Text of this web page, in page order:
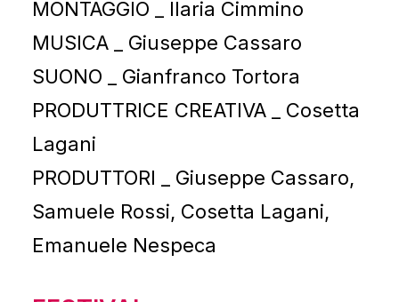
MONTAGGIO _ Ilaria Cimmino
MUSICA _ Giuseppe Cassaro
SUONO _ Gianfranco Tortora
PRODUTTRICE CREATIVA _ Cosetta
Lagani
PRODUTTORI _ Giuseppe Cassaro,
Samuele Rossi, Cosetta Lagani,
Emanuele Nespeca